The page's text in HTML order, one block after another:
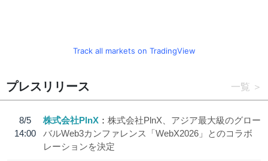
Track all markets on TradingView
プレスリリース 一覧
8/5
14:00
株式会社PlnX
株式会社PlnX、アジア最大級のグロー
バルWeb3カンファレンス「WebX2026」とのコラボ
レーションを決定